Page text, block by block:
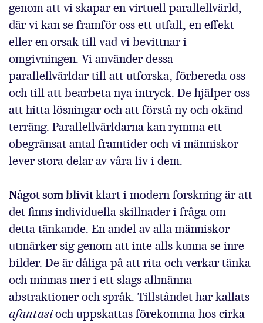
genom att vi skapar en virtuell parallellvärld,
där vi kan se framför oss ett utfall, en effekt
eller en orsak till vad vi bevittnar i
omgivningen. Vi använder dessa
parallellvärldar till att utforska, förbereda oss
och till att bearbeta nya intryck. De hjälper oss
att hitta lösningar och att förstå ny och okänd
terräng. Parallellvärldarna kan rymma ett
obegränsat antal framtider och vi människor
lever stora delar av våra liv i dem.
Något som blivitklart i modern forskning är att
det finns individuella skillnader i fråga om
detta tänkande. En andel av alla människor
utmärker sig genom att inte alls kunna se inre
bilder. De är dåliga på att rita och verkar tänka
och minnas mer i ett slags allmänna
abstraktioner och språk. Tillståndet har kallats
afantasioch uppskattas förekomma hos cirka